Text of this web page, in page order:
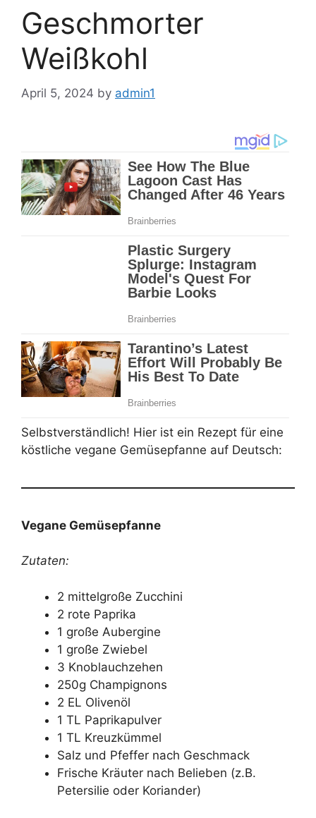
Geschmorter
Weißkohl
April 5, 2024 by admin1
Selbstverständlich! Hier ist ein Rezept für eine
köstliche vegane Gemüsepfanne auf Deutsch:
Vegane Gemüsepfanne
Zutaten:
2 mittelgroße Zucchini
2 rote Paprika
1 große Aubergine
1 große Zwiebel
3 Knoblauchzehen
250g Champignons
2 EL Olivenöl
1 TL Paprikapulver
1 TL Kreuzkümmel
Salz und Pfeffer nach Geschmack
Frische Kräuter nach Belieben (z.B.
Petersilie oder Koriander)